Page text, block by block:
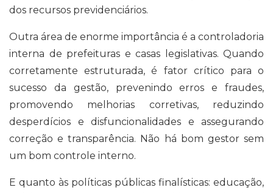
dos recursos previdenciários.
Outra área de enorme importância é a controladoria
interna de prefeituras e casas legislativas. Quando
corretamente estruturada, é fator crítico para o
sucesso da gestão, prevenindo erros e fraudes,
promovendo melhorias corretivas, reduzindo
desperdícios e disfuncionalidades e assegurando
correção e transparência. Não há bom gestor sem
um bom controle interno.
E quanto às políticas públicas finalísticas: educação,